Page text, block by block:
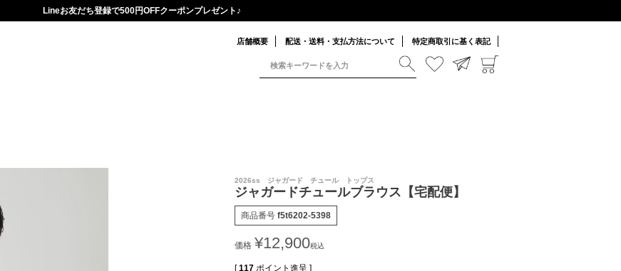
Lineお友だち登録で500円OFFクーポンプレゼント♪
送料一律290円（北海道・沖縄・一部地域除く）
店舗概要 配送・送料・支払方法について 特定商取引に基く表記
2026ss ジャガード チュール トップス
ジャガードチュールブラウス【宅配便】
商品番号 f5t6202-5398
価格 ¥12,900税込
[ 117 ポイント進呈 ]